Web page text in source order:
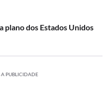
dos Estados Unidos
PUBLICIDADE